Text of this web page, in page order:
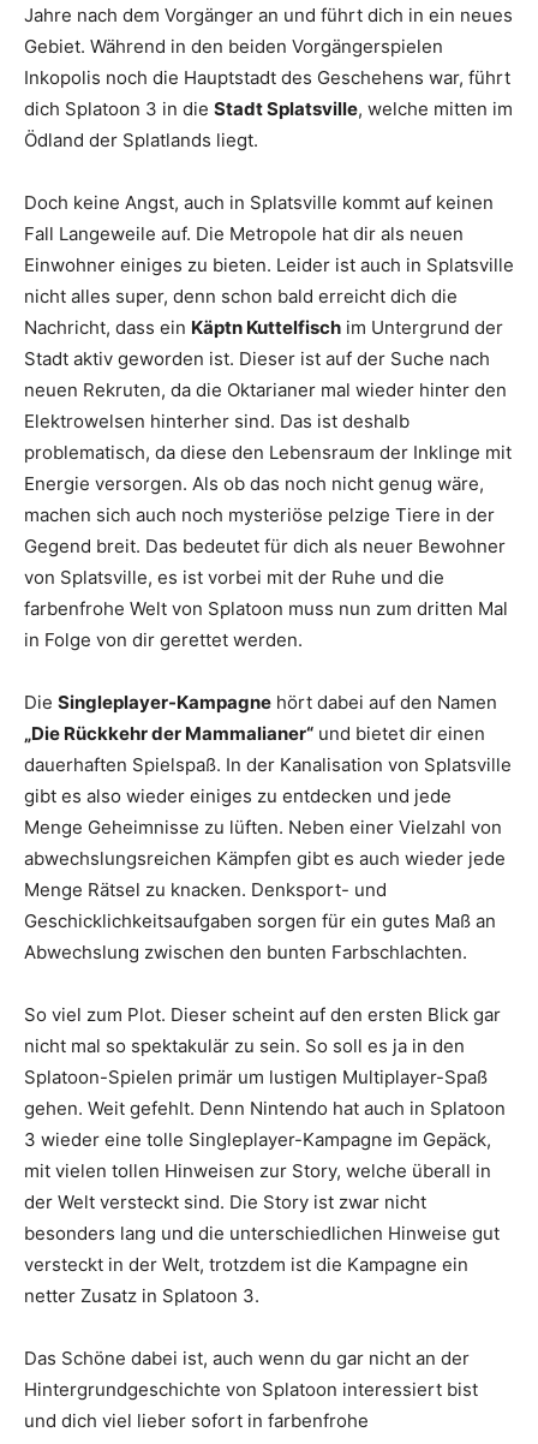
Jahre nach dem Vorgänger an und führt dich in ein neues
Gebiet. Während in den beiden Vorgängerspielen
Inkopolis noch die Hauptstadt des Geschehens war, führt
dich Splatoon 3 in die Stadt Splatsville, welche mitten im
Ödland der Splatlands liegt.
Doch keine Angst, auch in Splatsville kommt auf keinen
Fall Langeweile auf. Die Metropole hat dir als neuen
Einwohner einiges zu bieten. Leider ist auch in Splatsville
nicht alles super, denn schon bald erreicht dich die
Nachricht, dass ein Käptn Kuttelfisch im Untergrund der
Stadt aktiv geworden ist. Dieser ist auf der Suche nach
neuen Rekruten, da die Oktarianer mal wieder hinter den
Elektrowelsen hinterher sind. Das ist deshalb
problematisch, da diese den Lebensraum der Inklinge mit
Energie versorgen. Als ob das noch nicht genug wäre,
machen sich auch noch mysteriöse pelzige Tiere in der
Gegend breit. Das bedeutet für dich als neuer Bewohner
von Splatsville, es ist vorbei mit der Ruhe und die
farbenfrohe Welt von Splatoon muss nun zum dritten Mal
in Folge von dir gerettet werden.
Die Singleplayer-Kampagne hört dabei auf den Namen
„Die Rückkehr der Mammalianer“ und bietet dir einen
dauerhaften Spielspaß. In der Kanalisation von Splatsville
gibt es also wieder einiges zu entdecken und jede
Menge Geheimnisse zu lüften. Neben einer Vielzahl von
abwechslungsreichen Kämpfen gibt es auch wieder jede
Menge Rätsel zu knacken. Denksport- und
Geschicklichkeitsaufgaben sorgen für ein gutes Maß an
Abwechslung zwischen den bunten Farbschlachten.
So viel zum Plot. Dieser scheint auf den ersten Blick gar
nicht mal so spektakulär zu sein. So soll es ja in den
Splatoon-Spielen primär um lustigen Multiplayer-Spaß
gehen. Weit gefehlt. Denn Nintendo hat auch in Splatoon
3 wieder eine tolle Singleplayer-Kampagne im Gepäck,
mit vielen tollen Hinweisen zur Story, welche überall in
der Welt versteckt sind. Die Story ist zwar nicht
besonders lang und die unterschiedlichen Hinweise gut
versteckt in der Welt, trotzdem ist die Kampagne ein
netter Zusatz in Splatoon 3.
Das Schöne dabei ist, auch wenn du gar nicht an der
Hintergrundgeschichte von Splatoon interessiert bist
und dich viel lieber sofort in farbenfrohe